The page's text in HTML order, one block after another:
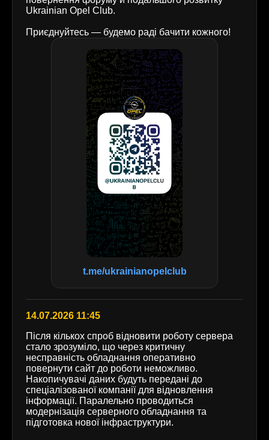
Ukrainian Opel Club.
Приєднуйтесь — будемо раді бачити кожного!
t.me/ukrainianopelclub
14.07.2026 11:45
Після кількох спроб відновити роботу сервера
стало зрозуміло, що через критичну
несправність обладнання оперативно
повернути сайт до роботи неможливо.
Накопичувачі даних будуть передані до
спеціалізованої компанії для відновлення
інформації. Паралельно проводиться
модернізація серверного обладнання та
підготовка нової інфраструктури.